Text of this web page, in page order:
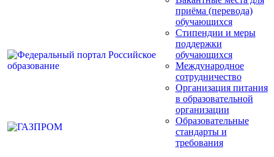
приёма (перевода)
обучающихся
Стипендии и меры
поддержки
обучающихся
Международное
сотрудничество
Организация питания
в образовательной
организации
Образовательные
стандарты и
требования